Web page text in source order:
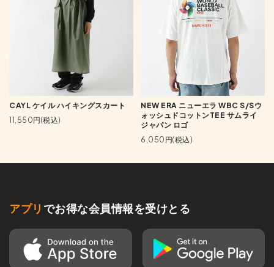
CAYL ケイル ハイキングスカート
11,550円(税込)
NEW ERA ニューエラ WBC S/Sウ
ォッシュドコットンTEE サムライ
ジャパン ロゴ
6,050円(税込)
アプリ でお得な会員情報を受けとる